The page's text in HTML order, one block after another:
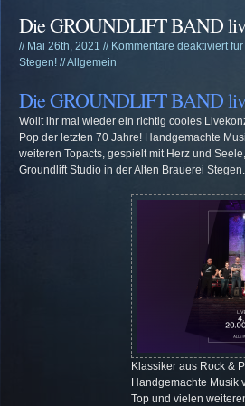
Die GROUNDLIFT BAND
// Mai 26th, 2021 // Kommentare deaktiviertfür
Stegen! //Allgemein
Die GROUNDLIFT BAND
Wollt ihr mal wieder ein richtig cooles
Pop der letzten 70 Jahre! Handgemachte
weiteren Topacts, gespielt mit Herz und
Groundlift Studio in der Alten Brauerei Stegen.
Klassiker aus Rock &
Handgemachte Musik
Top und vielen